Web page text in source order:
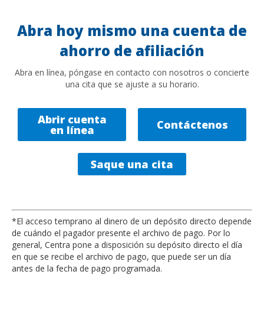
Abra hoy mismo una cuenta de
ahorro de afiliación
Abra en línea, póngase en contacto con nosotros o concierte
una cita que se ajuste a su horario.
Abrir cuenta
en línea Contáctenos
Saque una cita
*El acceso temprano al dinero de un depósito directo depende
de cuándo el pagador presente el archivo de pago. Por lo
general, Centra pone a disposición su depósito directo el día
en que se recibe el archivo de pago, que puede ser un día
antes de la fecha de pago programada.